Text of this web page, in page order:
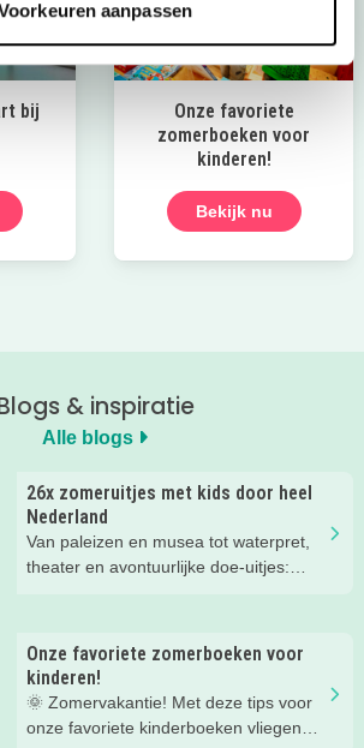
aanpassen
bij
Onze favoriete
zomerboeken voor
kinderen!
Bekijk nu
& inspiratie
Alle blogs
26x zomeruitjes met kids door heel
Nederland
Van paleizen en musea tot waterpret,
theater en avontuurlijke doe-uitjes:
Onze favoriete zomerboeken voor
kinderen!
🌞 Zomervakantie! Met deze tips voor
onze favoriete kinderboeken vliegen